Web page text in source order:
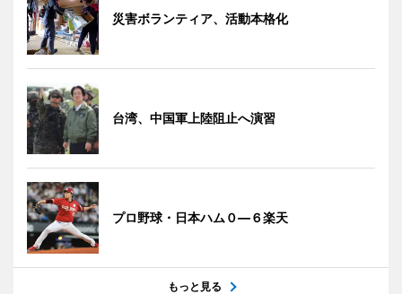
災害ボランティア、活動本格化
台湾、中国軍上陸阻止へ演習
プロ野球・日本ハム０―６楽天
もっと見る